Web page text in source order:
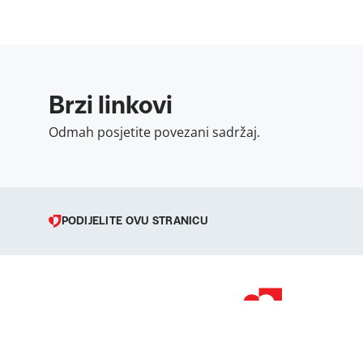
Brzi linkovi
Odmah posjetite povezani sadržaj.
PODIJELITE OVU STRANICU